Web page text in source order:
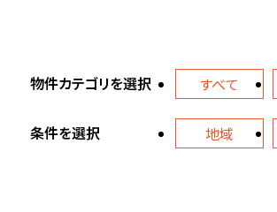
物件カテゴリを選択 すべて
条件を選択 地域